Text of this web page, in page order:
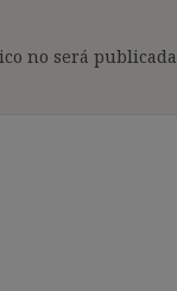
no será